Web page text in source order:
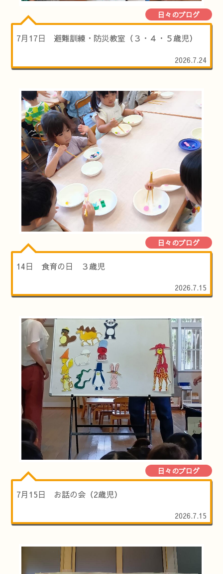
日々のブログ
7月17日 避難訓練・防災教室（３・４・５歳児）
2026.7.24
日々のブログ
14日 食育の日 ３歳児
2026.7.15
日々のブログ
7月15日 お話の会（2歳児）
2026.7.15